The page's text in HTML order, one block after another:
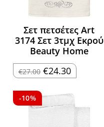
Σετ πετσέτες Art
3174 Σετ 3τμχ Εκρού
Beauty Home
€27.00 Original
price
€24.30Η
τρέχουσα
€24.30.
-10%